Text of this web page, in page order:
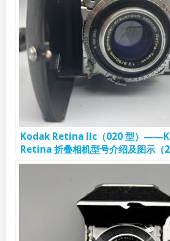
Kodak Retina IIc（020 型）
Retina 折叠相机型号介绍及图示（